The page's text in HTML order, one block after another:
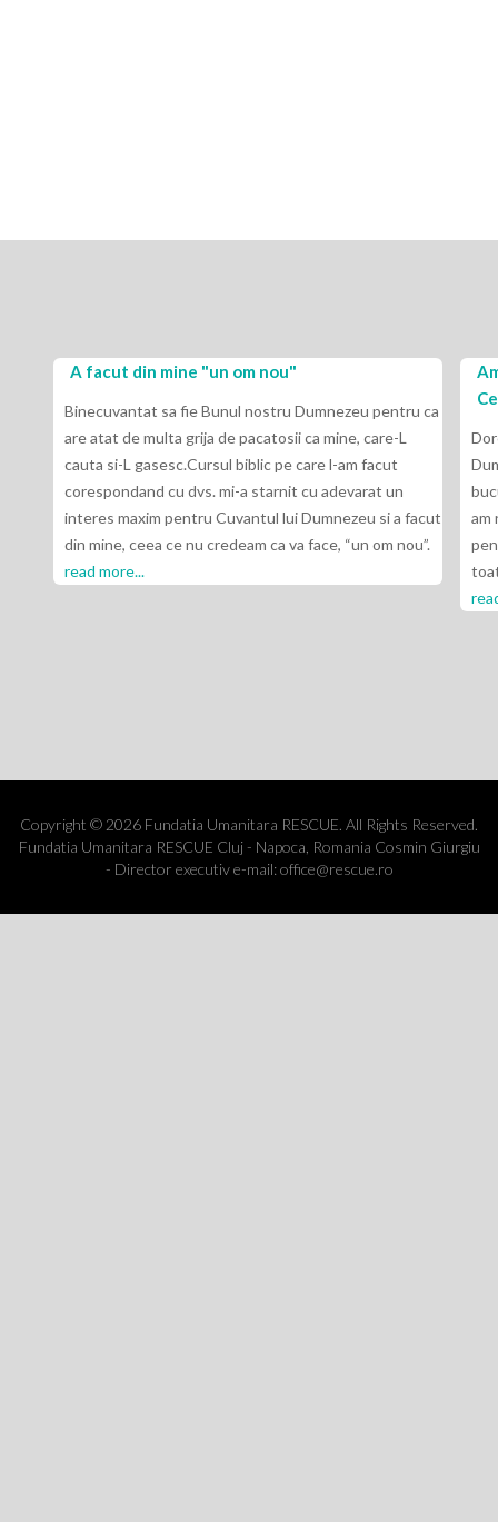
A facut din mine "un om nou"
Binecuvantat sa fie Bunul nostru Dumnezeu pentru ca
are atat de multa grija de pacatosii ca mine, care-L
cauta si-L gasesc.Cursul biblic pe care l-am facut
corespondand cu dvs. mi-a starnit cu adevarat un
interes maxim pentru Cuvantul lui Dumnezeu si a facut
din mine, ceea ce nu credeam ca va face, “un om nou”.
read more...
am
Copyright © 2026 Fundatia Umanitara RESCUE. All Rights Reserved.
Fundatia Umanitara RESCUE Cluj - Napoca, Romania Cosmin Giurgiu
- Director executiv e-mail: office@rescue.ro